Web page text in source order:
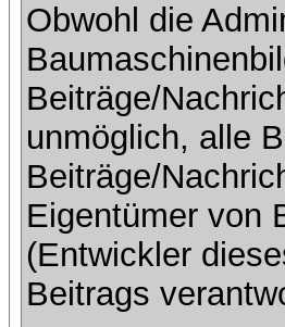
Obwohl die
Beiträge/
unmöglich, alle
Beiträge/
Eigentümer von
(Entwickler
Beitrags